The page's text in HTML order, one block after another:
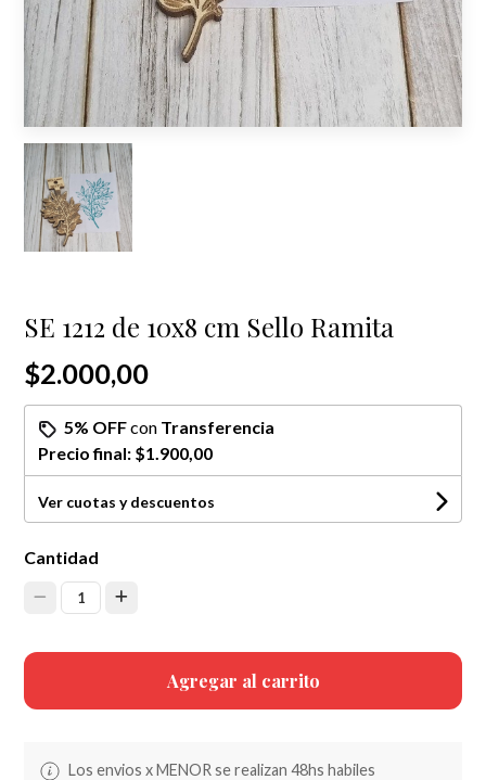
SE 1212 de 10x8 cm Sello Ramita
$2.000,00
5% OFFcon Transferencia
Precio final: $1.900,00
Ver cuotas y descuentos
Cantidad
1
Agregar al carrito
Los envios x MENOR se realizan 48hs habiles